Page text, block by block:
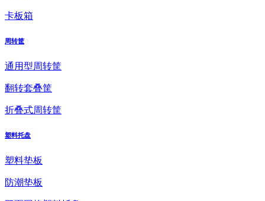
卡板箱
周转筐
通用型周转筐
翻转套叠筐
折叠式周转筐
塑料托盘
塑料垫板
防潮垫板